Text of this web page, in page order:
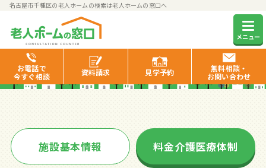
名古屋市千種区の老人ホームの検索は老人ホームの窓口へ
メニュー
お電話で
今すぐ相談
資料請求 見学予約
無料相談・
お問い合わせ
グループホームえがおII
施設基本情報 料金介護医療体制